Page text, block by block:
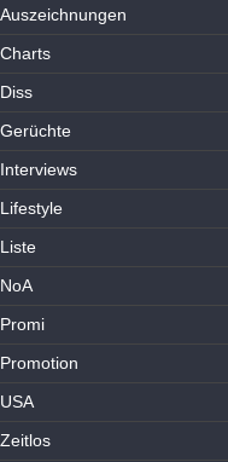
Auszeichnungen
Charts
Diss
Gerüchte
Interviews
Lifestyle
Liste
NoA
Promi
Promotion
USA
Zeitlos